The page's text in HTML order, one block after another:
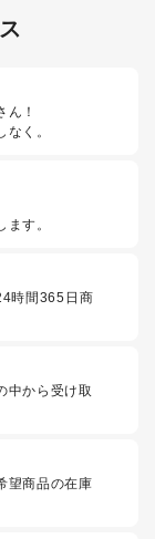
！
く。
す。
時間365日商
中から受け取
望商品の在庫